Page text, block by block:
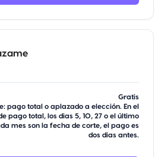
Gratis
pago total o aplazado a elección. En el
pago total, los dias 5, 10, 27 o el último
mes son la fecha de corte, el pago es
dos dias antes.